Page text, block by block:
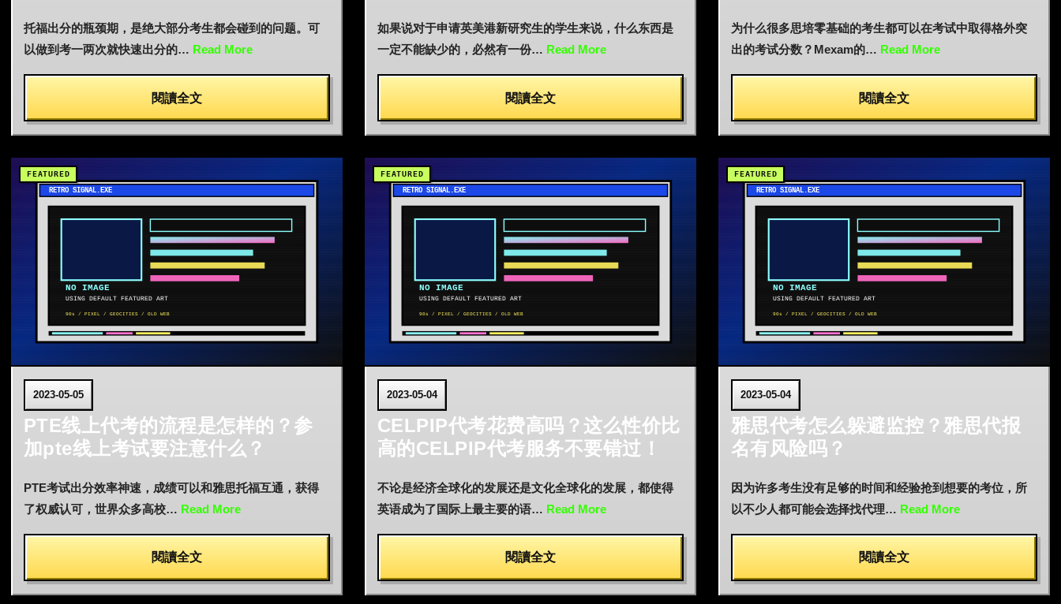
托福出分的瓶颈期，是绝大部分考生都会碰到的问题。可
以做到考一两次就快速出分的… Read More
閱讀全文
如果说对于申请英美港新研究生的学生来说，什么东西是
一定不能缺少的，必然有一份… Read More
閱讀全文
为什么很多思培零基础的考生都可以在考试中取得格外突
出的考试分数？Mexam的… Read More
閱讀全文
2023-05-05
PTE线上代考的流程是怎样的？参
加pte线上考试要注意什么？
PTE考试出分效率神速，成绩可以和雅思托福互通，获得
了权威认可，世界众多高校… Read More
閱讀全文
2023-05-04
CELPIP代考花费高吗？这么性价比
高的CELPIP代考服务不要错过！
不论是经济全球化的发展还是文化全球化的发展，都使得
英语成为了国际上最主要的语… Read More
閱讀全文
2023-05-04
雅思代考怎么躲避监控？雅思代报
名有风险吗？
因为许多考生没有足够的时间和经验抢到想要的考位，所
以不少人都可能会选择找代理… Read More
閱讀全文